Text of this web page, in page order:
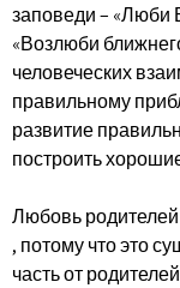
заповеди – «Люби
«Возлюби
человеческих
правильному
развитие
построить
Любовь
, потому что это
часть от